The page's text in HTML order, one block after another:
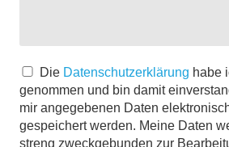
Die Datenschutzerklärung habe
genommen und bin damit
mir angegebenen Daten
gespeichert werden. Meine Daten
streng zweckgebunden zur